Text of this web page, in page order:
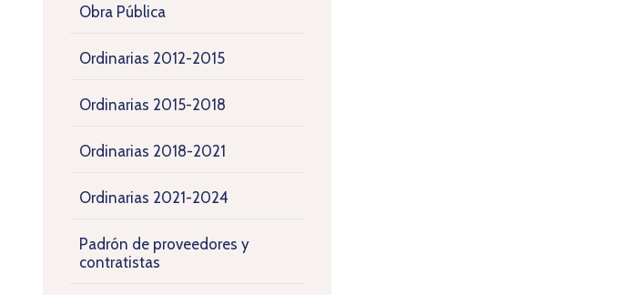
Obra Pública
Ordinarias 2012-2015
Ordinarias 2015-2018
Ordinarias 2018-2021
Ordinarias 2021-2024
Padrón de proveedores y
contratistas